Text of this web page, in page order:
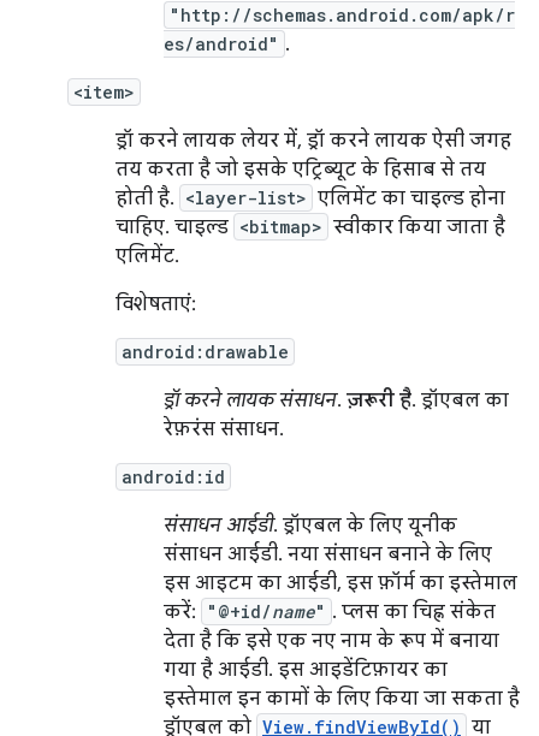
"http://schemas.android.com/apk/r
es/android" .
<item>
ड्रॉ करने लायक लेयर में, ड्रॉ करने लायक ऐसी जगह
तय करता है जो इसके एट्रिब्यूट के हिसाब से तय
होती है. <layer-list> एलिमेंट का चाइल्ड होना
चाहिए. चाइल्ड <bitmap> स्वीकार किया जाता है
एलिमेंट.
विशेषताएं:
android:drawable
ड्रॉ करने लायक संसाधन. ज़रूरी है. ड्रॉएबल का
रेफ़रंस संसाधन.
android:id
संसाधन आईडी. ड्रॉएबल के लिए यूनीक
संसाधन आईडी. नया संसाधन बनाने के लिए
इस आइटम का आईडी, इस फ़ॉर्म का इस्तेमाल
करें:
"@+id/name" . प्लस का चिह्न संकेत
देता है कि इसे एक नए नाम के रूप में बनाया
गया है आईडी. इस आइडेंटिफ़ायर का
इस्तेमाल इन कामों के लिए किया जा सकता है
ड्रॉएबल को View.findViewById() या